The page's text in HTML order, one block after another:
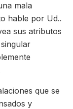
mala
hable por Ud..
sus atributos
que se
y